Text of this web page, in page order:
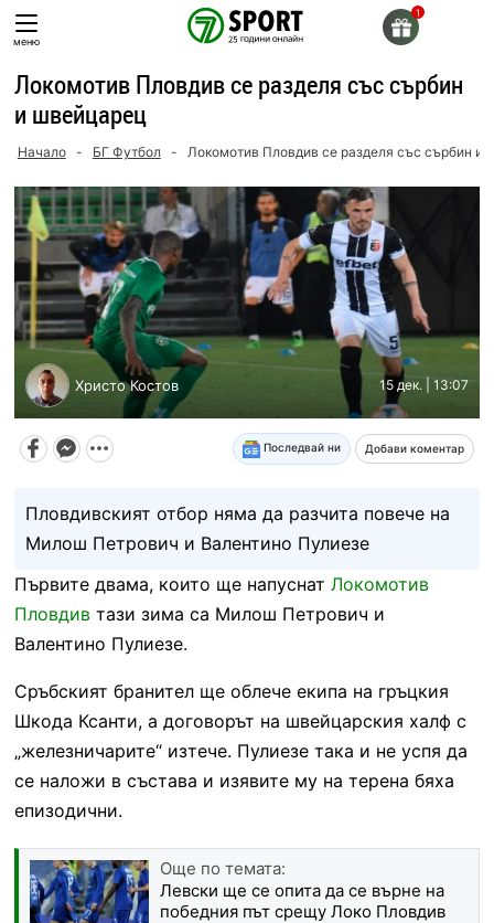
Skip
toменю
Локомотив Пловдив се разделя със сърбин
и швейцарец
Начало - БГ Футбол - Локомотив Пловдив се разделя със сърбин и
Христо Костов 15 дек. | 13:07
Последвай ни Добави коментар
Пловдивският отбор няма да разчита повече на
Милош Петрович и Валентино Пулиезе
Първите двама, които ще напуснат Локомотив
Пловдивтази зима са Милош Петрович и
Валентино Пулиезе.
Сръбският бранител ще облече екипа на гръцкия
Шкода Ксанти, а договорът на швейцарския халф с
„железничарите“ изтече. Пулиезе така и не успя да
се наложи в състава и изявите му на терена бяха
епизодични.
Още по темата:
Левски ще се опита да се върне на
победния път срещу Локо Пловдив